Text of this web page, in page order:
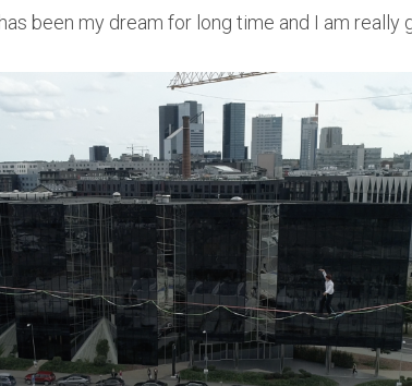
been my dream for long time and I am really